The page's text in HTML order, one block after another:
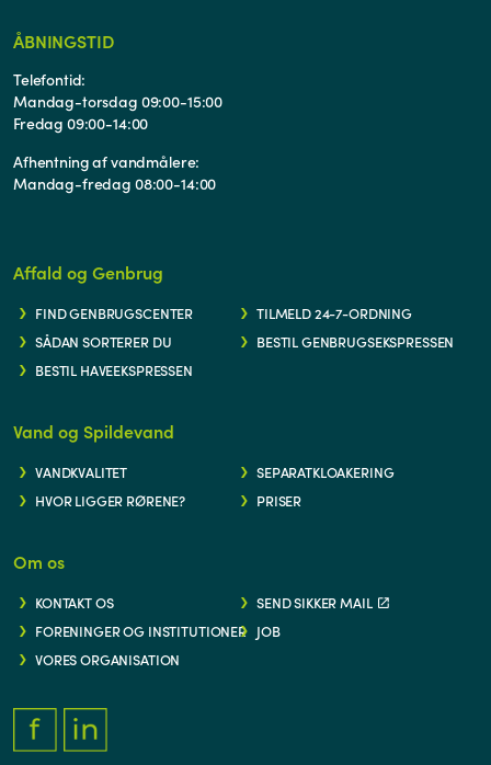
ÅBNINGSTID
Telefontid:
Mandag-torsdag 09:00-15:00
Fredag 09:00-14:00
Afhentning af vandmålere:
Mandag-fredag 08:00-14:00
Affald og Genbrug
FIND GENBRUGSCENTER
TILMELD 24-7-ORDNING
SÅDAN SORTERER DU
BESTIL GENBRUGSEKSPRESSEN
BESTIL HAVEEKSPRESSEN
Vand og Spildevand
VANDKVALITET
SEPARATKLOAKERING
HVOR LIGGER RØRENE?
PRISER
Om os
KONTAKT OS
SEND SIKKER MAIL
FORENINGER OG INSTITUTIONER JOB
VORES ORGANISATION